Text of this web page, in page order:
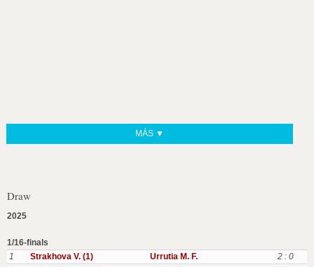
MÁS ▼
Draw
2025
1/16-finals
1
Strakhova V. (1) Urrutia M. F.
2 : 0